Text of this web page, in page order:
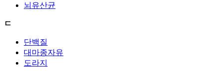
뇌유산균
ㄷ
단백질
대마종자유
도라지